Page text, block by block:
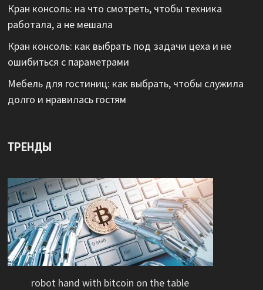
Кран консоль: на что смотреть, чтобы техника
работала, а не мешала
Кран консоль: как выбрать под задачи цеха и не
ошибиться с параметрами
Мебель для гостиниц: как выбрать, чтобы служила
долго и нравилась гостям
ТРЕНДЫ
robot hand with bitcoin on the table